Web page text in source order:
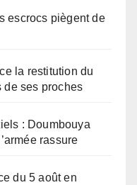
escrocs piègent de
la restitution du
de ses proches
: Doumbouya
rassure
du 5 août en